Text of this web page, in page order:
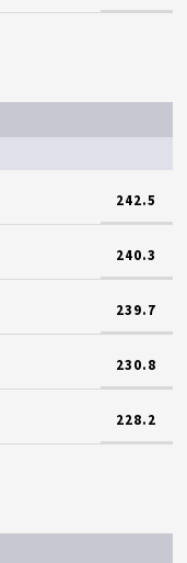
242.5
240.3
239.7
230.8
228.2